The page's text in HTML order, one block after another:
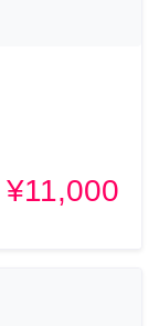
¥11,000